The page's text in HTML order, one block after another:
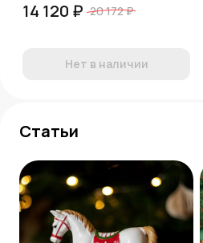
14 120 ₽ 20 172 ₽
Нет в наличии
Статьи